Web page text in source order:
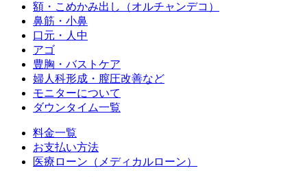
額・こめかみ出し（オルチャンデコ）
鼻筋・小鼻
口元・人中
アゴ
豊胸・バストケア
婦人科形成・膣圧改善など
モニターについて
ダウンタイム一覧
料金一覧
お支払い方法
医療ローン（メディカルローン）